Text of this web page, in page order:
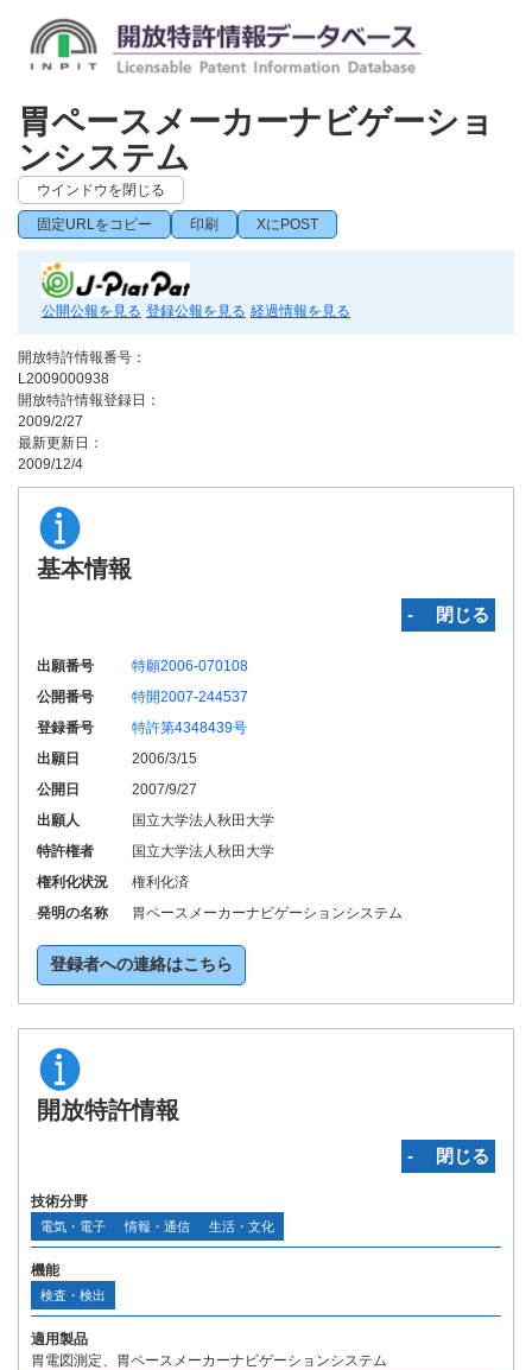
胃ペースメーカーナビゲーショ
ンシステム
ウインドウを閉じる
固定URLをコピー 印刷 XにPOST
公開公報を見る 登録公報を見る 経過情報を見る
開放特許情報番号：
L2009000938
開放特許情報登録日：
2009/2/27
最新更新日：
2009/12/4
基本情報
‐ 閉じる
出願番号
特願2006-070108
公開番号
特開2007-244537
登録番号
特許第4348439号
出願日
2006/3/15
公開日
2007/9/27
出願人
国立大学法人秋田大学
特許権者
国立大学法人秋田大学
権利化状況
権利化済
発明の名称
胃ペースメーカーナビゲーションシステム
登録者への連絡はこちら
開放特許情報
‐ 閉じる
技術分野
電気・電子 情報・通信 生活・文化
機能
検査・検出
適用製品
胃電図測定、胃ペースメーカーナビゲーションシステム